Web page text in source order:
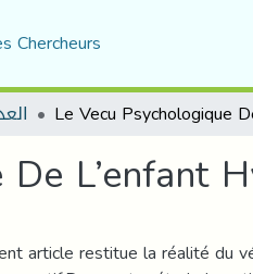
Chercheurs
L’enfant
article restitue la réalité du